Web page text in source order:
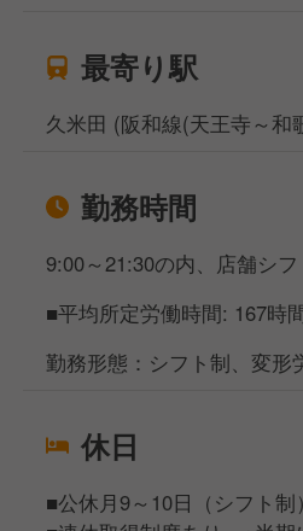
最寄り駅
久米田 (阪和線(天王寺～和
勤務時間
9:00～21:30の内、店舗シ
■平均所定労働時間: 167時
勤務形態：シフト制、変形
休日
■公休月9～10日（シフト制）